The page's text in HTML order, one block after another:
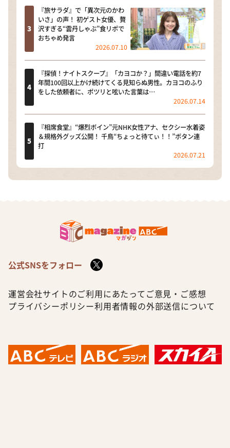
『旅サラダ』で「異次元のかわ
いさ」の声！ 初ゲスト女優、贅
沢すぎる“雲丹しゃぶ”食リポで
おちゃめ発言
2026.07.10
『探偵！ナイトスクープ』「カヨコか？」間違い電話を約7
年間100回以上かけ続けてくる見知らぬ男性。カヨコのふり
をした依頼者に、ポツリと呟いた言葉は…
2026.07.14
『相席食堂』“爆烈ボイン”元NHK女性アナ、セクシー水着姿
＆規格外グッズ公開！ 千鳥“ちょっと待てぃ！！”ボタン連
打
2026.07.21
公式SNSをフォロー
運営会社サイトのご利用にあたって ご意見・ご感想
プライバシーポリシー利用者情報の外部送信について